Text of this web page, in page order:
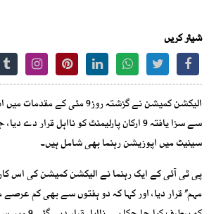
شیئر کریں
الیکشن کمیشن نے گزشتہ روز9
سے سزا یافتہ 9 ارکان پارلیمنٹ کو نااہل
سینیٹ میں اپوزیشن رہنما بھی شامل ہیں۔
پی ٹی آئی کے ایک رہنما نے الیکشن کمیشن کی اس
مہم’’ قرار دیا، اور کہا کہ دو ہفتوں سے بھی کم